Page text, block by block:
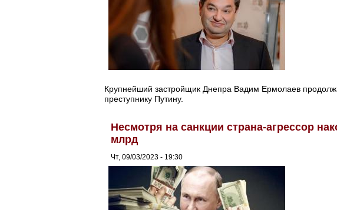
Крупнейший застройщик Днепра Вадим Ермолаев
преступнику Путину.
Несмотря на санкции страна-агрессор
млрд
Чт, 09/03/2023 - 19:30